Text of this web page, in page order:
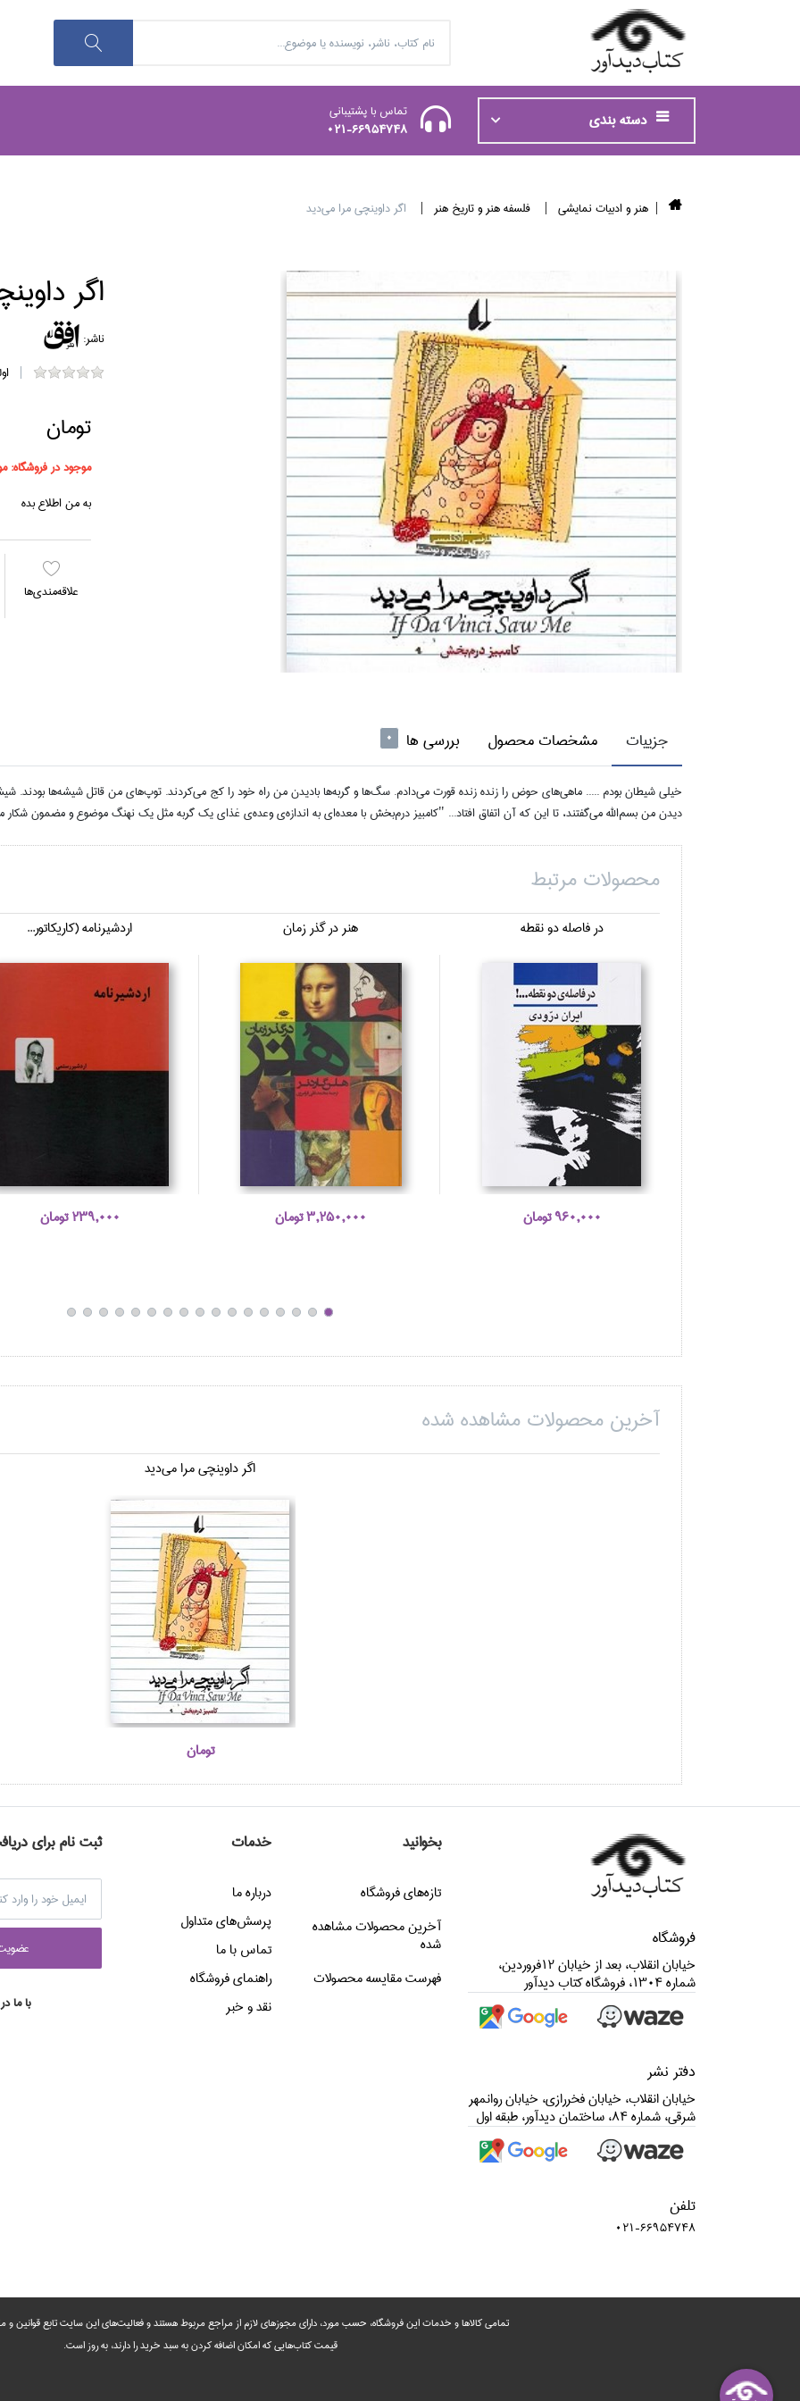
دسته بندی
تماس با پشتیبانی
021-66954748
هنر و ادبيات نمايشي فلسفه هنر و تاريخ هنر اگر داوينچي مرا مي‌ديد
اگر
ناشر:
تومان
موجود در فروشگاه:
به من اطلاع بده
علاقه‌مندي‌ها
جزییات مشخصات محصول بررسی ها 0
خيلي شيطان بودم ..... ماهي‌هاي حوض را زنده زنده قورت مي‌دادم. سگ‌ها و گربه‌ها باديدن من راه خود را كج مي‌كردند. توپ‌هاي من قاتل شيشه‌ها بودند.
ديدن من بسم‌الله مي‌گفتند، تا اين كه آن اتفاق افتاد... "كامبيز درم‌بخش با معده‌اي به اندازه‌ي وعده‌ي غذاي‌ يك گربه مثل يك نهنگ موضوع و مضمون شكار
محصولات مرتبط
در فاصله دو نقطه
960,000 تومان
هنر در گذر زمان
3,250,000 تومان
اردشيرنامه (كاريكاتور...
239,000 تومان
آخرین محصولات مشاهده شده
اگر داوينچي مرا مي‌ديد
تومان
فروشگاه
خيابان انقلاب، بعد از خيابان 12فروردين،
شماره 1304، فروشگاه كتاب ديدآور
دفتر نشر
خيابان انقلاب، خيابان فخررازي، خيابان روانمهر
شرقي، شماره 84، ساختمان ديدآور، طبقه اول
تلفن
021-66954748
بخوانید
تازه‌هاي فروشگاه
آخرین محصولات مشاهده
شده
فهرست مقایسه محصولات
خدمات
درباره ما
پرسش‌هاي متداول
تماس با ما
راهنماي فروشگاه
نقد و خبر
ثبت نام برای
با ما
تمامی‌ کالاها و خدمات این فروشگاه، حسب مورد،‌ دارای مجوزهای لازم از مراجع مربوط هستند ‌و‌‌ فعالیت‌های این سایت تابع قوانین
قیمت کتاب‌هایی که امکان اضافه کردن به سبد خرید را دارند،‌ به روز است.